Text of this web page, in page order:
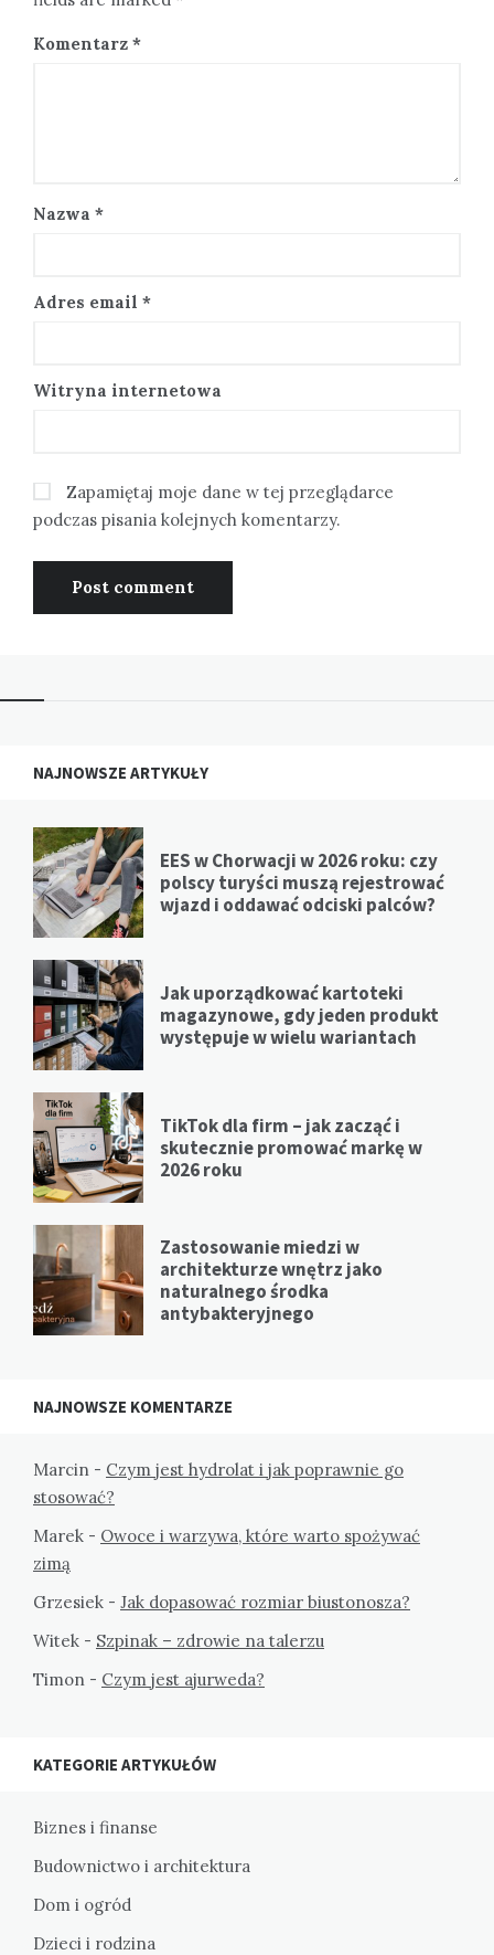
Komentarz *
Nazwa *
Adres email *
Witryna internetowa
Zapamiętaj moje dane w tej przeglądarce
podczas pisania kolejnych komentarzy.
NAJNOWSZE ARTYKUŁY
EES w Chorwacji w 2026 roku: czy
polscy turyści muszą rejestrować
wjazd i oddawać odciski palców?
Jak uporządkować kartoteki
magazynowe, gdy jeden produkt
występuje w wielu wariantach
TikTok dla firm – jak zacząć i
skutecznie promować markę w
2026 roku
Zastosowanie miedzi w
architekturze wnętrz jako
naturalnego środka
antybakteryjnego
NAJNOWSZE KOMENTARZE
Marcin - Czym jest hydrolat i jak poprawnie go
stosować?
Marek - Owoce i warzywa, które warto spożywać
zimą
Grzesiek - Jak dopasować rozmiar biustonosza?
Witek - Szpinak – zdrowie na talerzu
Timon - Czym jest ajurweda?
KATEGORIE ARTYKUŁÓW
Biznes i finanse
Budownictwo i architektura
Dom i ogród
Dzieci i rodzina